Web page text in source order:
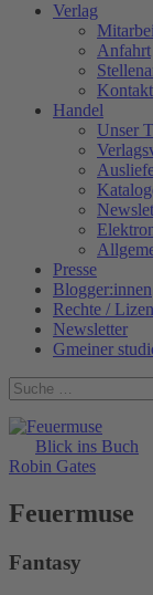
Verlag
Anfahrt
Kontakt
Handel
Unser
Presse
Blogger:innen
Rechte /
Newsletter
Gmeiner
Blick ins Buch
Robin Gates
Feuermuse
Fantasy